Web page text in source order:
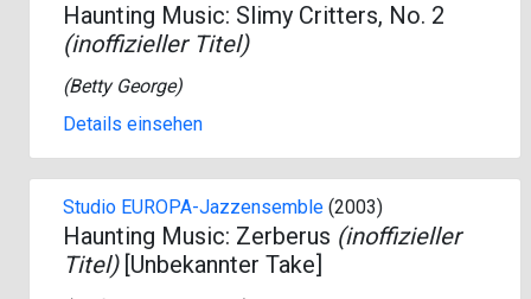
Haunting Music: Slimy Critters, No. 2
(inoffizieller Titel)
(Betty George)
Details einsehen
Studio EUROPA-Jazzensemble (2003)
Haunting Music: Zerberus (inoffizieller
Titel)[Unbekannter Take]